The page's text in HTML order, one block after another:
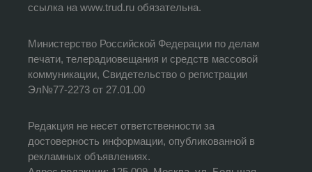
ссылка на www.trud.ru обязательна.
Министерство Российской Федерации по делам
печати, телерадиовещания и средств массовой
коммуникации, Свидетельство о регистрации
Эл№77-2273 от 27.01.00
Редакция не несет ответственности за
достоверность информации, опубликованной в
рекламных объявлениях.